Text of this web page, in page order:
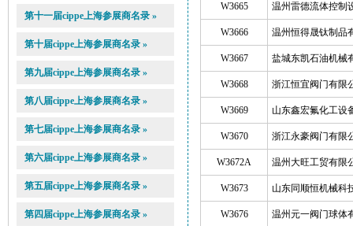
第十一届cippe上海参展商名录 »
第十届cippe上海参展商名录 »
第九届cippe上海参展商名录 »
第八届cippe上海参展商名录 »
第七届cippe上海参展商名录 »
第六届cippe上海参展商名录 »
第五届cippe上海参展商名录 »
第四届cippe上海参展商名录 »
W3665 温州雷德流体控制
W3666 温州恒得晟钛制品
W3667 盐城东凯石油机械
W3668 浙江恒宜阀门有限
W3669 山东鑫宏氟化工设
W3670 浙江永豪阀门有限
W3672A 温州大旺工贸有限
W3673 山东同顺恒机械科
W3676 温州元一阀门球体